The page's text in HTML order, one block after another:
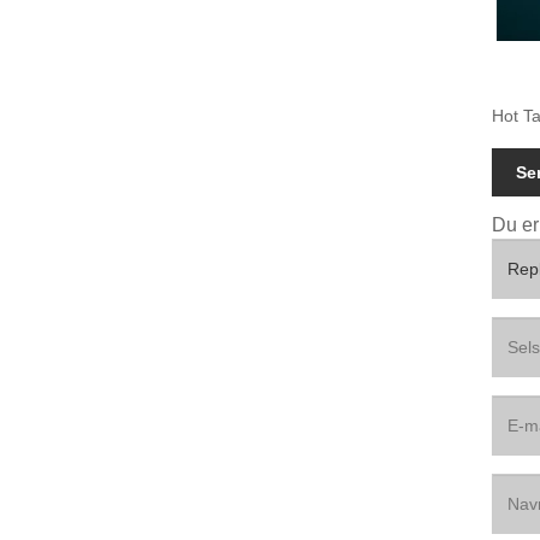
Hot
Du